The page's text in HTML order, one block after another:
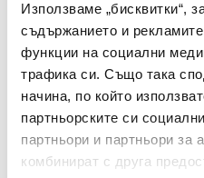
Използваме „бисквитки“,
съдържанието и
функции на социални
трафика си. Също така
начина, по който
партньорските си
партньори и партньори за
комбинират с друга
Цвят
Формат
Брой В Опаковка